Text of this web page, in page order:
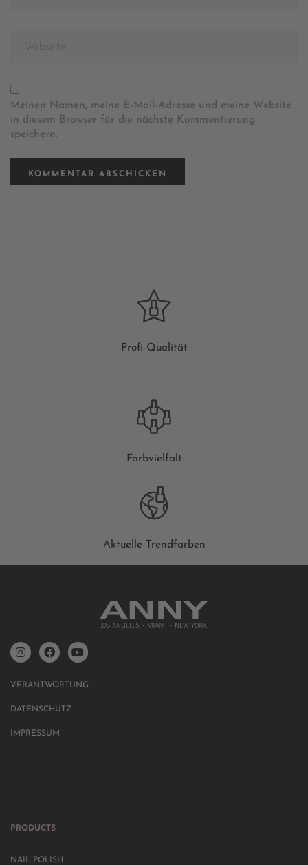
Meinen Namen, meine E-Mail-Adresse und meine Website
in diesem Browser für die nächste Kommentierung
speichern.
Profi-Qualität
Farbvielfalt
Aktuelle Trendfarben
VERANTWORTUNG
DATENSCHUTZ
IMPRESSUM
PRODUCTS
NAIL POLISH